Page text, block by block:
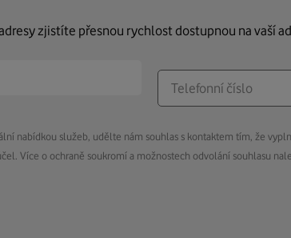
zjistíte přesnou rychlost dostupnou na vaší
nabídkou služeb, udělte nám souhlas s kontaktem tím, že
Více o ochraně soukromí a možnostech odvolání souhlasu